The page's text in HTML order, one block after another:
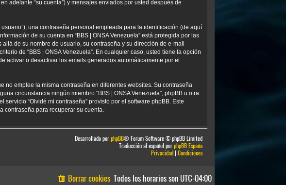
adelante “su cuenta”) y mensajes enviados por usted después de
una contraseña personal empleada para la identificación (de aquí
de su cuenta en “BBS | ONSA Venezuela” está protegida por las
de su nombre de usuario, su contraseña y su dirección de e-mail
de “BBS | ONSA Venezuela”. En cualquier caso, usted tiene la opción
activar o desactivar los emails generados automáticamente por el
no emplee la misma contraseña en diferentes websites. Su contraseña
circunstancia ningún miembro “BBS | ONSA Venezuela”, phpBB u otra
“Olvidé mi contraseña” provisto por el software phpBB. Este
contraseña para recuperar su cuenta.
Desarrollado porphpBB® Forum Software © phpBB Limited
Traducción al español porphpBB España
Privacidad| Condiciones
Todos los horarios son UTC-04:00
Borrar cookies